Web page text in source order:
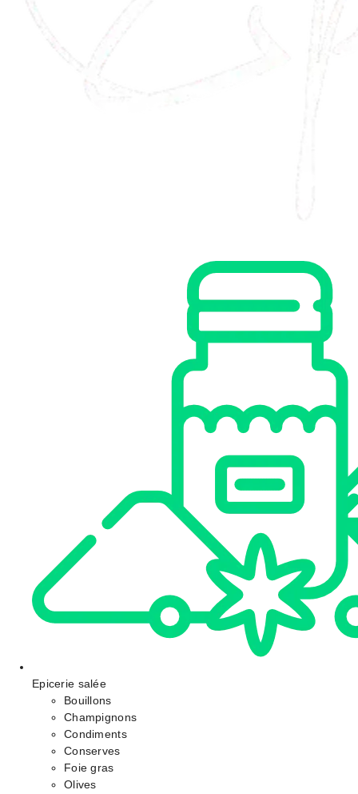
Epicerie salée
Bouillons
Champignons
Condiments
Conserves
Foie gras
Olives